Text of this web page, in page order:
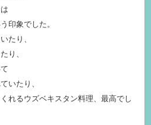
印象でした。
たり、
り、
いたり、
れるウズベキスタン料理、最高でし